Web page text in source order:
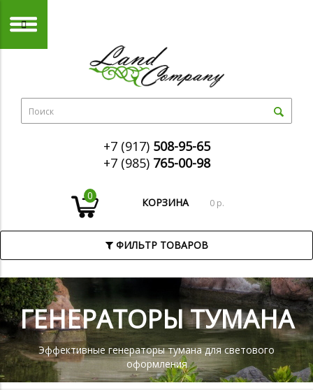
+7 (917) 508-95-65
+7 (985) 765-00-98
0
КОРЗИНА 0 р.
ФИЛЬТР ТОВАРОВ
ГЕНЕРАТОРЫ ТУМАНА
Эффективные генераторы тумана для светового
оформления